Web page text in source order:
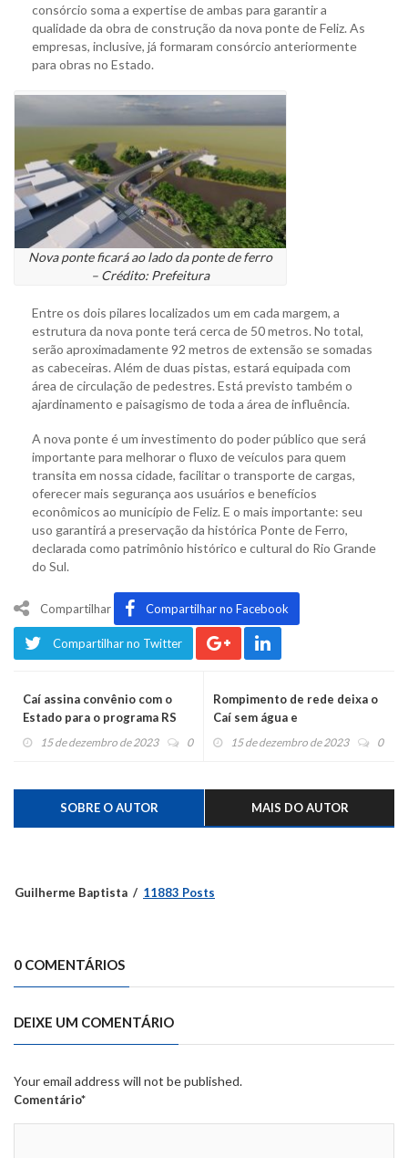
consórcio soma a expertise de ambas para garantir a
qualidade da obra de construção da nova ponte de Feliz. As
empresas, inclusive, já formaram consórcio anteriormente
para obras no Estado.
Nova ponte ficará ao lado da ponte de ferro
– Crédito: Prefeitura
Entre os dois pilares localizados um em cada margem, a
estrutura da nova ponte terá cerca de 50 metros. No total,
serão aproximadamente 92 metros de extensão se somadas
as cabeceiras. Além de duas pistas, estará equipada com
área de circulação de pedestres. Está previsto também o
ajardinamento e paisagismo de toda a área de influência.
A nova ponte é um investimento do poder público que será
importante para melhorar o fluxo de veículos para quem
transita em nossa cidade, facilitar o transporte de cargas,
oferecer mais segurança aos usuários e benefícios
econômicos ao município de Feliz. E o mais importante: seu
uso garantirá a preservação da histórica Ponte de Ferro,
declarada como patrimônio histórico e cultural do Rio Grande
do Sul.
Compartilhar Compartilhar no Facebook
Compartilhar no Twitter
Caí assina convênio com o
Estado para o programa RS
Qualificação, de cursos
15 de dezembro de 2023 0
Rompimento de rede deixa o
Caí sem água e
abastecimento só deve
15 de dezembro de 2023 0
SOBRE O AUTOR MAIS DO AUTOR
Guilherme Baptista 11883 Posts
0 COMENTÁRIOS
DEIXE UM COMENTÁRIO
Your email address will not be published.
Comentário*